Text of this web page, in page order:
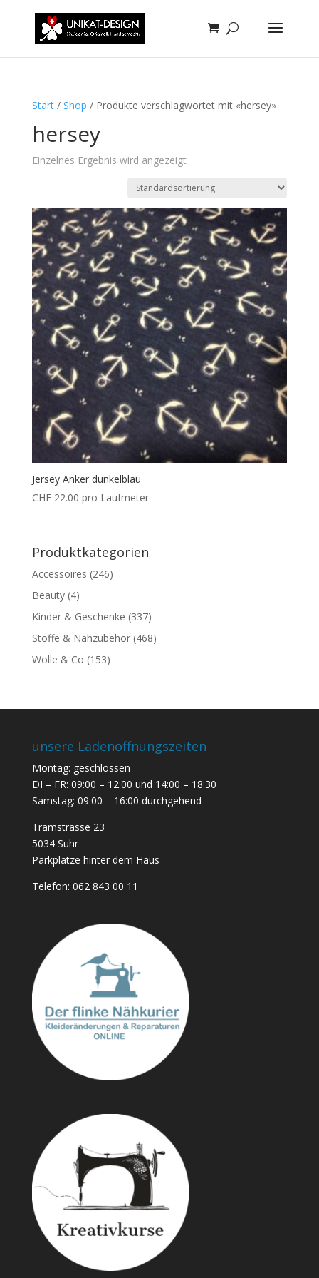
Start/ Shop / Produkte verschlagwortet mit «hersey»
hersey
Einzelnes Ergebnis wird angezeigt
Jersey Anker dunkelblau
CHF22.00 pro Laufmeter
Produktkategorien
Accessoires (246)
Beauty (4)
Kinder & Geschenke (337)
Stoffe & Nähzubehör (468)
Wolle & Co (153)
unsere Ladenöffnungszeiten
Montag: geschlossen
DI – FR: 09:00 – 12:00 und 14:00 – 18:30
Samstag: 09:00 – 16:00 durchgehend
Tramstrasse 23
5034 Suhr
Parkplätze hinter dem Haus
Telefon: 062 843 00 11